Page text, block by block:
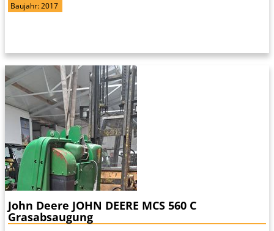
Baujahr: 2017
John Deere JOHN DEERE MCS 560 C
Grasabsaugung